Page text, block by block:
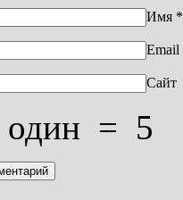
Имя *
Email
Сайт
один = 5